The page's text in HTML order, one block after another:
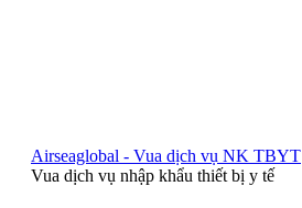
Airseaglobal - Vua dịch vụ NK TBYT
Vua dịch vụ nhập khẩu thiết bị y tế